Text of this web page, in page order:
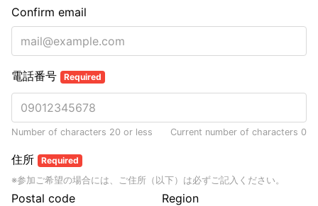
Confirm email
電話番号 Required
Number of characters 20 or less Current number of characters 0
住所 Required
※参加ご希望の場合には、ご住所（以下）は必ずご記入ください。
Postal code Region